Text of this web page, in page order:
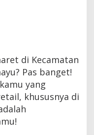
di Kecamatan
Pas banget!
yang
khususnya di